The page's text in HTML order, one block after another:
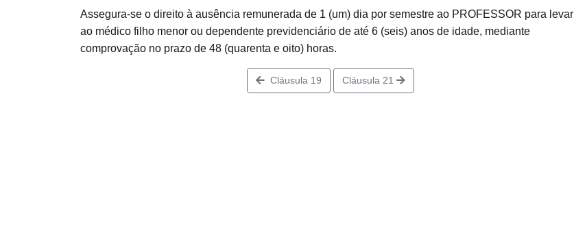
Assegura-se o direito à ausência remunerada de 1 (um) dia por semestre ao PROFESSOR para levar
ao médico filho menor ou dependente previdenciário de até 6 (seis) anos de idade, mediante
comprovação no prazo de 48 (quarenta e oito) horas.
Cláusula 19 Cláusula 21